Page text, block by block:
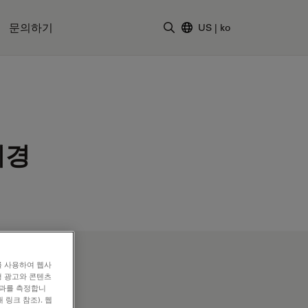
문의하기 US | ko
사용하여 웹사
광고와 콘텐츠
를 측정합니
링크 참조). 웹